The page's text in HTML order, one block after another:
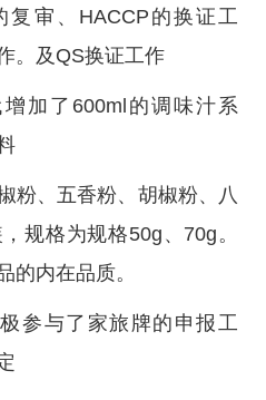
复审、HACCP的换证工
。及QS换证工作
加了600ml的调味汁系
粉、五香粉、胡椒粉、八
规格为规格50g、70g。
的内在品质。
参与了家旅牌的申报工